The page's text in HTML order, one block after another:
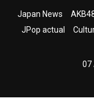
Japan News
JPop actual
07